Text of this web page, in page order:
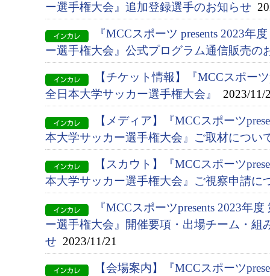
ー選手権大会』追加登録選手のお知らせ
『MCCスポーツ presents 2023年
ー選手権大会』公式プログラム通信販売の
【チケット情報】『MCCスポー
全日本大学サッカー選手権大会』
2023/11/
【メディア】『MCCスポーツ
本大学サッカー選手権大会』ご取材につい
【スカウト】『MCCスポーツ
本大学サッカー選手権大会』ご視察申請に
『MCCスポーツpresents 2023年
ー選手権大会』開催要項・出場チーム・組
せ 2023/11/21
【会場案内】『MCCスポーツ